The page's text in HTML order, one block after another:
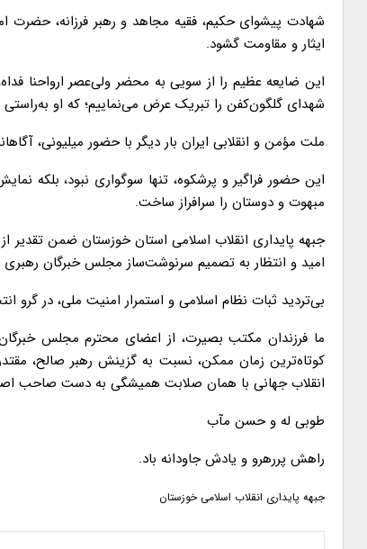
شهادت پیشوای حکیم، فقیه مجاهد و رهبر فرزانه، حضرت
ایثار و مقاومت گشود.
این ضایعه عظیم را از سویی به محضر ولی‌عصر ارواحنا
شهدای گلگون‌کفن را تبریک عرض می‌نماییم؛ که او
ملت مؤمن و انقلابی ایران بار دیگر با حضور میلیونی،
این حضور فراگیر و پرشکوه، تنها سوگواری نبود، بلکه
مبهوت و دوستان را سرافراز ساخت.
جبهه پایداری انقلاب اسلامی استان خوزستان ضمن تقدیر
امید و انتظار به تصمیم سرنوشت‌ساز مجلس خبرگان
بی‌تردید ثبات نظام اسلامی و استمرار امنیت ملی، در گرو
ما فرزندان مکتب بصیرت، از اعضای محترم مجلس خبرگان
کوتاه‌ترین زمان ممکن، نسبت به گزینش رهبر صالح،
انقلاب جهانی با همان صلابت همیشگی به دست صاحب اصلی
طوبی له و حسن مآب
راهش پررهرو و یادش جاودانه باد.
جبهه پایداری انقلاب اسلامی خوزستان